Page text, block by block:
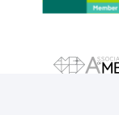
IMAGE